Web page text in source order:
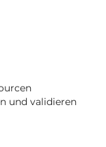
und validieren